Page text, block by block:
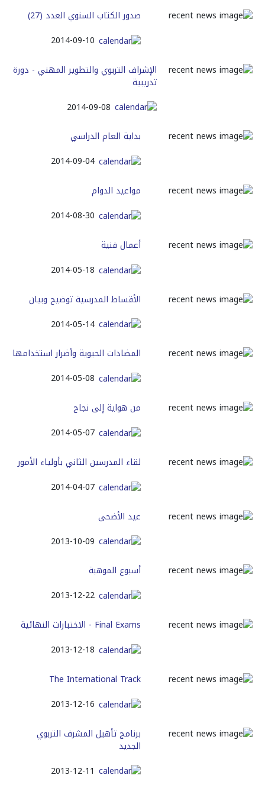
صدور الكتاب السنوي العدد (27)
2014-09-10
الإشراف التربوي والتطوير المهني - دورة
تدريبية
2014-09-08
بداية العام الدراسي
2014-09-04
مواعيد الدوام
2014-08-30
أعمال فنية
2014-05-18
الأقساط المدرسية توضيح وبيان
2014-05-14
المضادات الحيوية وأضرار استخدامها
2014-05-08
من هواية إلى نجاح
2014-05-07
لقاء المدرسين الثاني بأولياء الأمور
2014-04-07
عيد الأضحى
2013-10-09
أسبوع الموهبة
2013-12-22
Final Exams - الاختبارات النهائية
2013-12-18
The International Track
2013-12-16
برنامج تأهيل المشرف التربوي
الجديد
2013-12-11